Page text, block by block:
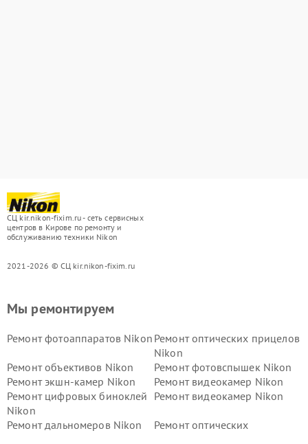
СЦ kir.nikon-fixim.ru - сеть сервисных
центров в Кирове по ремонту и
обслуживанию техники Nikon
2021-2026 © СЦ kir.nikon-fixim.ru
Мы ремонтируем
Ремонт фотоаппаратов Nikon Ремонт оптических прицелов
Nikon
Ремонт объективов Nikon
Ремонт фотовспышек Nikon
Ремонт экшн-камер Nikon
Ремонт видеокамер Nikon
Ремонт цифровых биноклей
Nikon
Ремонт видеокамер Nikon
Ремонт дальномеров Nikon
Ремонт оптических